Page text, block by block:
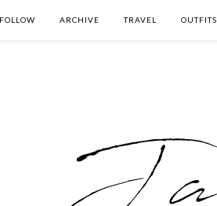
FOLLOW ARCHIVE TRAVEL OUTFITS